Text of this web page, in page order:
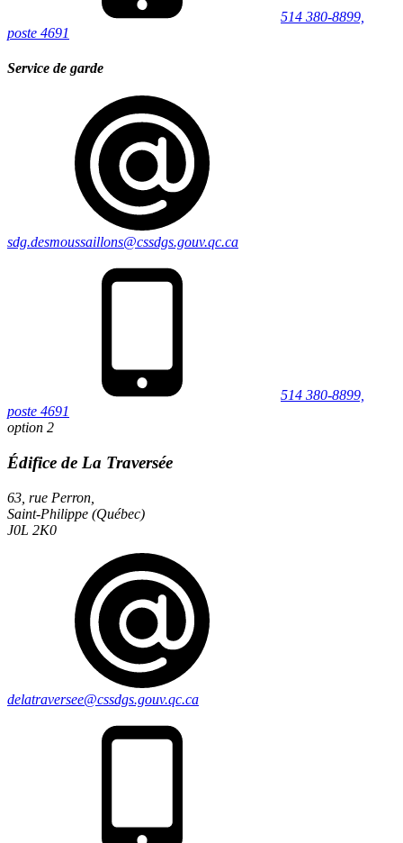
514 380-8899,
poste 4691
Service de garde
sdg.desmoussaillons@cssdgs.gouv.qc.ca
514 380-8899,
poste 4691
option 2
Édifice de La Traversée
63, rue Perron,
Saint-Philippe (Québec)
J0L 2K0
delatraversee@cssdgs.gouv.qc.ca